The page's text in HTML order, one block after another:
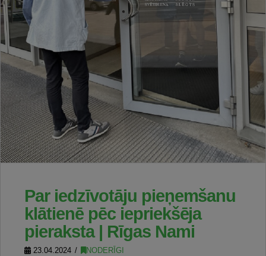
Par iedzīvotāju pieņemšanu
klātienē pēc iepriekšēja
pieraksta | Rīgas Nami
23.04.2024 NODERĪGI